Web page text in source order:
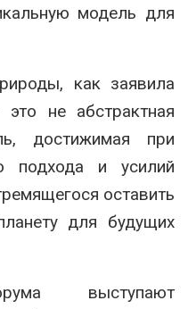
модель для
как заявила
не абстрактная
достижимая при
подхода и усилий
оставить
для будущих
выступают